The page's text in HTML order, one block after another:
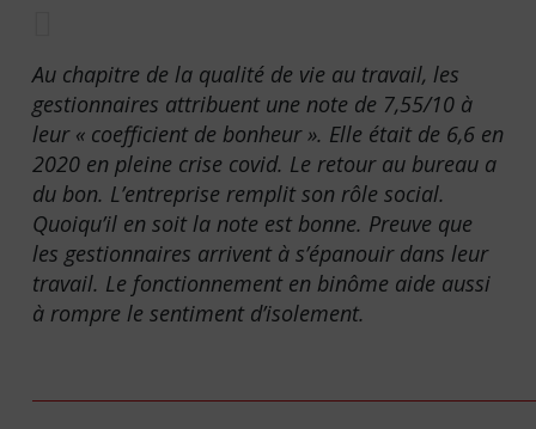
Au chapitre de la qualité de vie au travail, les
gestionnaires attribuent une note de 7,55/10 à
leur « coefficient de bonheur ». Elle était de 6,6 en
2020 en pleine crise covid. Le retour au bureau a
du bon. L’entreprise remplit son rôle social.
Quoiqu’il en soit la note est bonne. Preuve que
les gestionnaires arrivent à s’épanouir dans leur
travail. Le fonctionnement en binôme aide aussi
à rompre le sentiment d’isolement.